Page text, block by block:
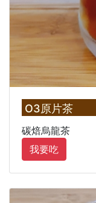
O3原片茶
碳焙烏龍茶
我要吃